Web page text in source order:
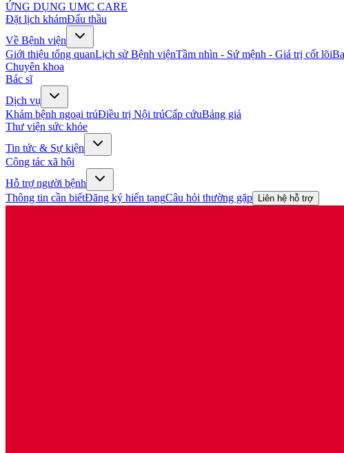
ỨNG DỤNG UMC CARE
Đặt lịch khámĐấu thầu
Về Bệnh viện
Giới thiệu tổng quanLịch sử Bệnh việnTầm nhìn - Sứ mệnh - Giá trị cốt lõi
Chuyên khoa
Bác sĩ
Dịch vụ
Khám bệnh ngoại trúĐiều trị Nội trúCấp cứuBảng giá
Thư viện sức khỏe
Tin tức & Sự kiện
Công tác xã hội
Hỗ trợ người bệnh
Thông tin cần biếtĐăng ký hiến tạngCâu hỏi thường gặp Liên hệ hỗ trợ